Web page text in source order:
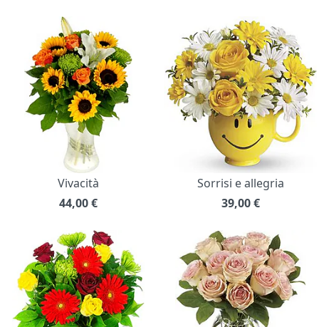
Vivacità
44,00€
Sorrisi e allegria
39,00€